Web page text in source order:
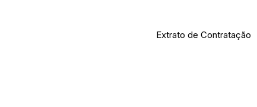
Extrato de Contratação